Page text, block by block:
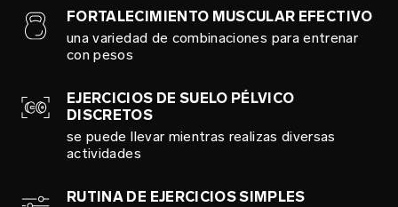
FORTALECIMIENTO MUSCULAR EFECTIVO
una variedad de combinaciones para entrenar
con pesos
EJERCICIOS DE SUELO PÉLVICO
DISCRETOS
se puede llevar mientras realizas diversas
actividades
RUTINA DE EJERCICIOS SIMPLES